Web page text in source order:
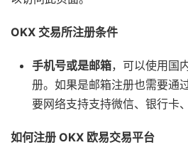
OKX 交易所注册条件
手机号或是邮箱，可以使用国
册。如果是邮箱注册也需要通
要网络支持支持微信、银行卡
如何注册 OKX 欧易交易平台